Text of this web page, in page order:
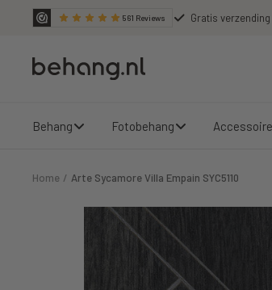
561 Reviews Gratis
Behang.nl
Behang Fotobehang
Home Arte Sycamore Villa Empain SYC5110